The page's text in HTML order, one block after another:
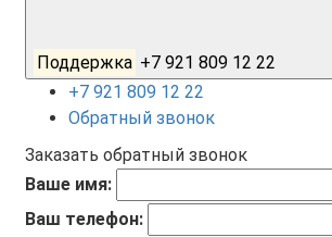
Поддержка +7 921 809 12 22
+7 921 809 12 22
Обратный звонок
Заказать обратный звонок
Ваше имя:
Ваш телефон: